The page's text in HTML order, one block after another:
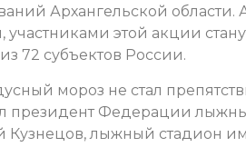
Архангельской
участниками этой акции
72 субъектов России.
мороз не стал
президент Федерации
Кузнецов, лыжный стадион